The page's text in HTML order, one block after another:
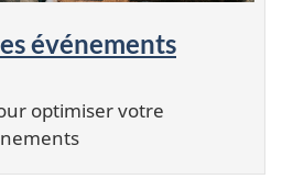
événements
optimiser votre